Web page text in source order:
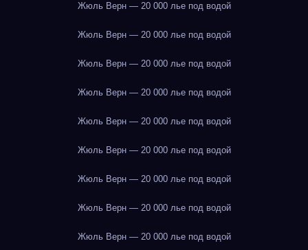
Жюль Верн — 20 000 лье под водой
Жюль Верн — 20 000 лье под водой
Жюль Верн — 20 000 лье под водой
Жюль Верн — 20 000 лье под водой
Жюль Верн — 20 000 лье под водой
Жюль Верн — 20 000 лье под водой
Жюль Верн — 20 000 лье под водой
Жюль Верн — 20 000 лье под водой
Жюль Верн — 20 000 лье под водой